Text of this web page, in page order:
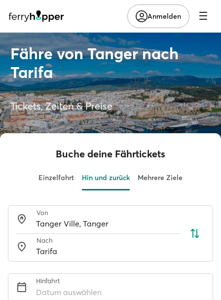
Anmelden
Fähre von Tanger nach
Tarifa
Tickets, Zeiten & Preise
Buche deine Fährtickets
Einzelfahrt Hin und zurück Mehrere Ziele
Von
Nach
Hinfahrt
Datum auswählen